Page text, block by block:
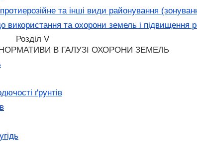
та інші види районування
та охорони земель і підвищення
Розділ V
В ГАЛУЗІ ОХОРОНИ ЗЕМЕЛЬ
ґрунтів